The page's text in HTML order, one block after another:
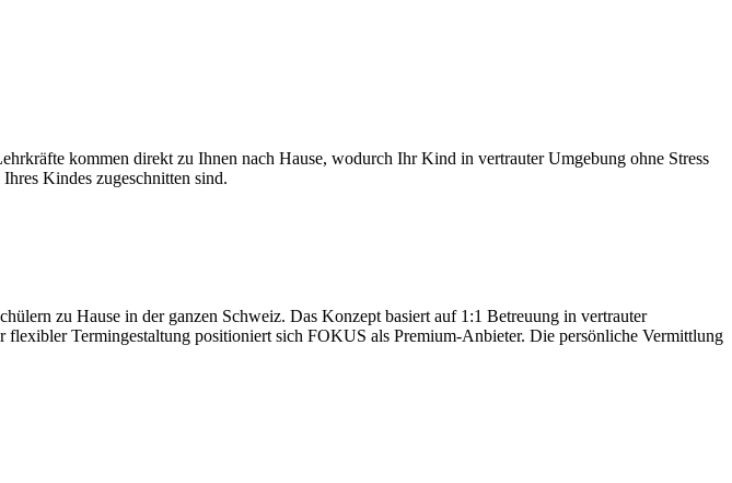
kommen direkt zu Ihnen nach Hause, wodurch Ihr Kind in vertrauter Umgebung ohne Stress
Kindes zugeschnitten sind.
zu Hause in der ganzen Schweiz. Das Konzept basiert auf 1:1 Betreuung in vertrauter
Termingestaltung positioniert sich FOKUS als Premium-Anbieter. Die persönliche Vermittlung